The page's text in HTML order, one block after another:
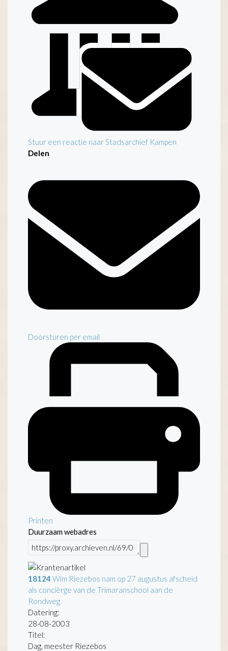
Stuur een reactie naar Stadsarchief Kampen
Delen
Doorsturen per email
Printen
Duurzaam webadres
18124 Wim Riezebos nam op 27 augustus afscheid
als conciërge van de Trimaranschool aan de
Rondweg
Datering:
28-08-2003
Titel:
Dag, meester Riezebos